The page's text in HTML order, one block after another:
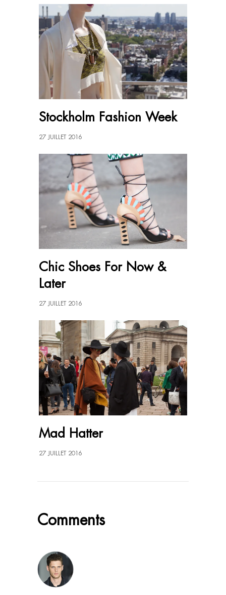
Stockholm Fashion Week
27 JUILLET 2016
Chic Shoes For Now &
Later
27 JUILLET 2016
Mad Hatter
27 JUILLET 2016
Comments